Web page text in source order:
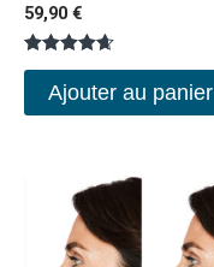
59,90 €
Note
4.63
sur 5
Ajouter au panier